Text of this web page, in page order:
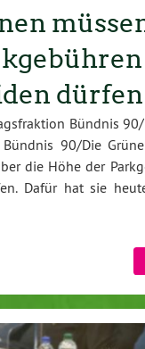
dürfen
Bündnis
90/Die
die Höhe der
Dafür hat sie